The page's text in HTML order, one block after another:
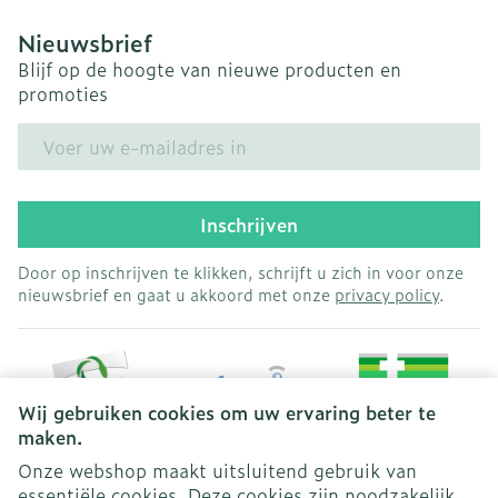
Wij gebruiken cookies om uw ervaring beter te
maken.
Onze webshop maakt uitsluitend gebruik van
normale nachtelijke slaap (zogenaamde
"slaapapneu") en u neemt geneesmiddelen in
("depressiva").  als u een aandoening heeft of
heeft gehad waarbij u uw blaas niet volledig
kunt ledigen (urineretentie), u heeft een
vergrote prostaat, een blokkade in uw darmen,
of een verhoogde druk in uw oog. Deze
bijwerkingen worden soms veroorzaakt door
geneesmiddelen die "anticholinergica" worden
genoemd en die de manier waarop zenuwcellen
medische aandoeningen te behandelen.  als u
drugsmisbruik.
Nieuwsbrief
Blijf op de hoogte van nieuwe producten en
promoties
Inschrijven
Door op inschrijven te klikken, schrijft u zich in voor onze
nieuwsbrief en gaat u akkoord met onze privacy policy.